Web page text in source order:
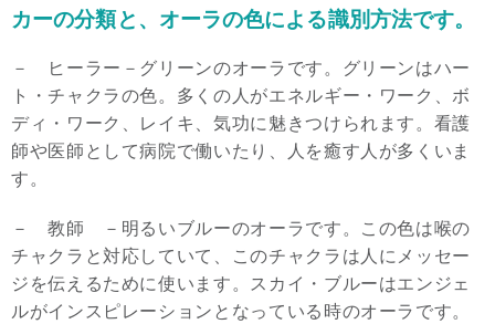
カーの分類と、オーラの色による識別方法です。
－ ヒーラー－グリーンのオーラです。グリーンはハー
ト・チャクラの色。多くの人がエネルギー・ワーク、ボ
ディ・ワーク、レイキ、気功に魅きつけられます。看護
師や医師として病院で働いたり、人を癒す人が多くいま
す。
－ 教師 －明るいブルーのオーラです。この色は喉の
チャクラと対応していて、このチャクラは人にメッセー
ジを伝えるために使います。スカイ・ブルーはエンジェ
ルがインスピレーションとなっている時のオーラです。